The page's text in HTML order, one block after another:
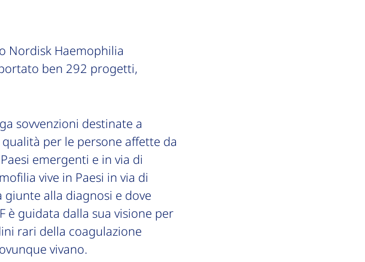
Nordisk Haemophilia
ben 292 progetti,
sovvenzioni destinate a
per le persone affette da
emergenti e in via di
vive in Paesi in via di
alla diagnosi e dove
è guidata dalla sua visione per
rari della coagulazione
vivano.